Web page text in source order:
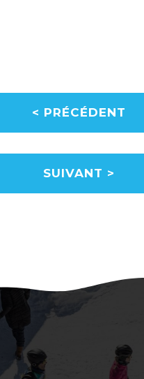
< PRÉCÉDENT
SUIVANT >